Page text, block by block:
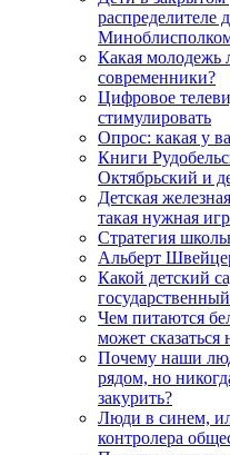
Какая молодежь
современники?
Цифровое
стимулировать
Опрос: какая у
Книги
Октябрьский и
Детская
такая нужная
Стратегия
Альберт
Какой детский
Чем питаются
может сказаться
Почему наши
рядом, но
закурить?
Люди в синем,
контролера